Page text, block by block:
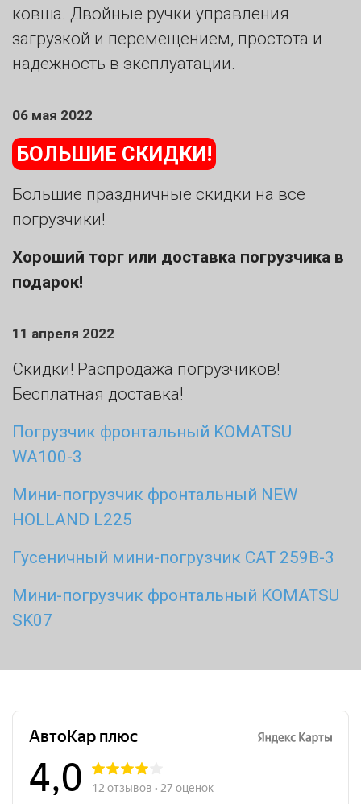
ковша. Двойные ручки управления
загрузкой и перемещением, простота и
надежность в эксплуатации.
06 мая 2022
БОЛЬШИЕ СКИДКИ!
Большие праздничные скидки на все
погрузчики!
Хороший торг или доставка погрузчика в
подарок!
11 апреля 2022
Скидки! Распродажа погрузчиков!
Бесплатная доставка!
Погрузчик фронтальный KOMATSU
WA100-3
Мини-погрузчик фронтальный NEW
HOLLAND L225
Гусеничный мини-погрузчик CAT 259B-3
Мини-погрузчик фронтальный KOMATSU
SK07